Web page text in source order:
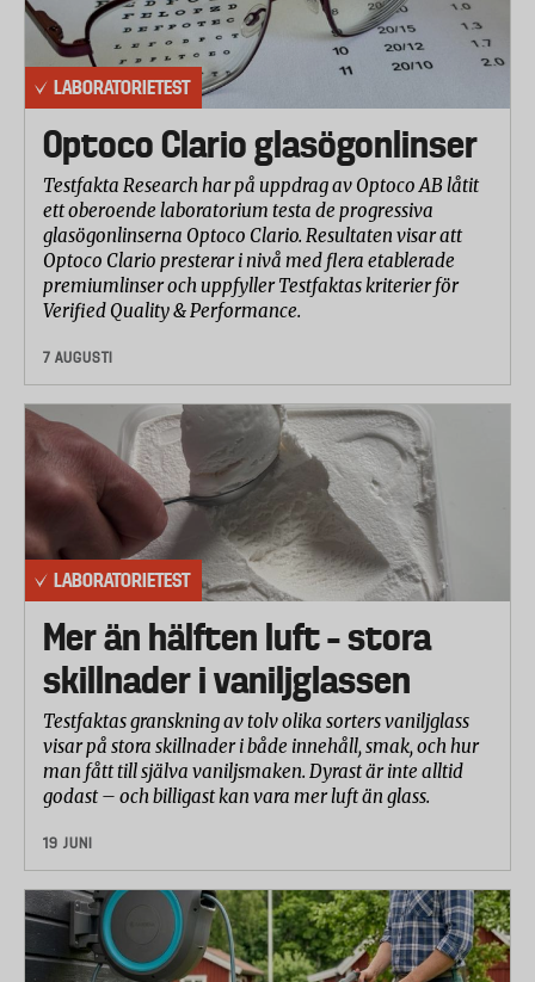
Betygsättning och viktning av testresultaten
Resultaten av testets olika delar betygsattes på en
baseras på laboratoriets bedömning av
testresultaten. Viktningen och betygsättningen av
de olika testresultaten gjordes i samråd med
laboratoriet.
Betygen för de olika delarna av testet har viktats
ihop till ett totalbetyg med följande fördelning:
Klippeffektivitet 50%
I betyget för klippeffektivitet ingår delmomenten
Skärprestanda och Handkraft som krävs efter 4000
klipp, med 50 % vardera.
Hantering & ergonomi 20%
Ergonomi och användarvänlighet bedömdes av
laboratoriet på en skala från 1-10.
Slitage 30%
I betyget slitage ingår dels grad av korrosion efter
48 h bedömt utifrån fotografier av sekatörernas
blad, och dels slitaget i % som sekatörerna uppvisar
efter 4000 klipp, jämfört med när de var helt nya.
LABORATORIETEST
Optoco Clario glasögonlinser
Testfakta Research har på uppdrag av Optoco AB låtit
ett oberoende laboratorium testa de progressiva
glasögonlinserna Optoco Clario. Resultaten visar att
Optoco Clario presterar i nivå med flera etablerade
premiumlinser och uppfyller Testfaktas kriterier för
Verified Quality & Performance.
7 AUGUSTI
LABORATORIETEST
Mer än hälften luft – stora
skillnader i vaniljglassen
Testfaktas granskning av tolv olika sorters vaniljglass
visar på stora skillnader i både innehåll, smak, och hur
man fått till själva vaniljsmaken. Dyrast är inte alltid
godast – och billigast kan vara mer luft än glass.
19 JUNI